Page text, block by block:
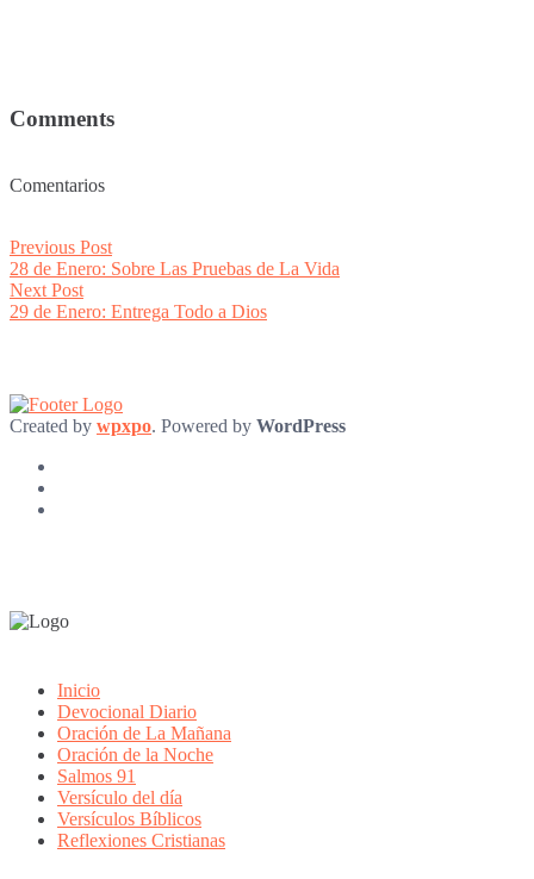
Comments
Comentarios
Post
navigation
Previous PostPrevious
post:
28 de Enero: Sobre Las Pruebas de La Vida
Next PostNext
post:
29 de Enero: Entrega Todo a Dios
Created by wpxpo. Powered by WordPress
Inicio
Devocional Diario
Oración de La Mañana
Oración de la Noche
Salmos 91
Versículo del día
Versículos Bíblicos
Reflexiones Cristianas